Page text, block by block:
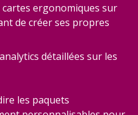
cartes ergonomiques sur
de créer ses propres
détaillées sur les
les paquets